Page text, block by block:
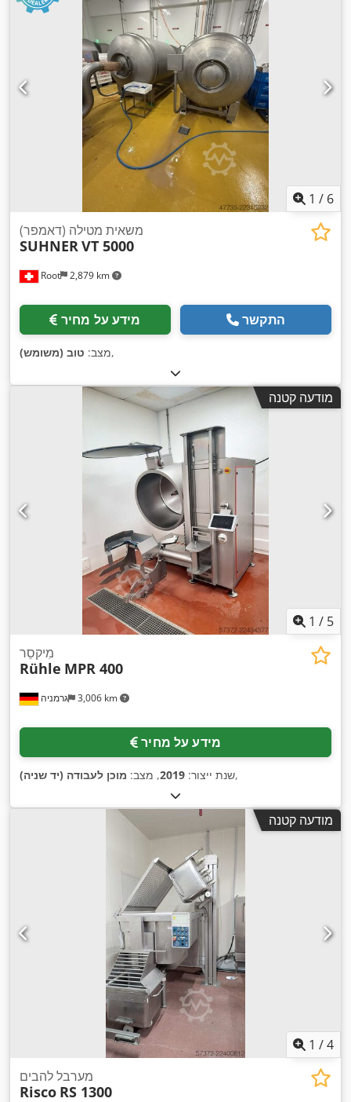
1 / 6
Root 2,879 km
משאית מטילה (דאמפר)
SUHNERVT 5000
מידע על מחיר התקשר
מצב: טוב (משומש) ,
מודעה קטנה
1 / 5
גרמניה 3,006 km
מִיקסֵר
Rühle MPR 400
מידע על מחיר
שנת ייצור: 2019, מצב: מוכן לעבודה (יד שניה) ,
מודעה קטנה
1 /4
מערבל להבים
Risco RS 1300